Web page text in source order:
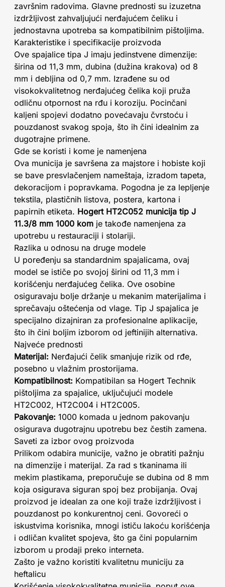
završnim radovima. Glavne prednosti su izuzetna
izdržljivost zahvaljujući nerđajućem čeliku i
jednostavna upotreba sa kompatibilnim pištoljima.
Karakteristike i specifikacije proizvoda
Ove spajalice tipa J imaju jedinstvene dimenzije:
širina od 11,3 mm, dubina (dužina krakova) od 8
mm i debljina od 0,7 mm. Izrađene su od
visokokvalitetnog nerđajućeg čelika koji pruža
odličnu otpornost na rđu i koroziju. Pocinčani
kaljeni spojevi dodatno povećavaju čvrstoću i
pouzdanost svakog spoja, što ih čini idealnim za
dugotrajne primene.
Gde se koristi i kome je namenjena
Ova municija je savršena za majstore i hobiste koji
se bave presvlačenjem nameštaja, izradom tapeta,
dekoracijom i popravkama. Pogodna je za lepljenje
tekstila, plastičnih listova, postera, kartona i
papirnih etiketa. Hogert HT2C052 municija tip J
11.3/8 mm 1000 kom je takođe namenjena za
upotrebu u restauraciji i stolariji.
Razlika u odnosu na druge modele
U poređenju sa standardnim spajalicama, ovaj
model se ističe po svojoj širini od 11,3 mm i
korišćenju nerđajućeg čelika. Ove osobine
osiguravaju bolje držanje u mekanim materijalima i
sprečavaju oštećenja od vlage. Tip J spajalica je
specijalno dizajniran za profesionalne aplikacije,
što ih čini boljim izborom od jeftinijih alternativa.
Najveće prednosti
Materijal: Nerđajući čelik smanjuje rizik od rđe,
posebno u vlažnim prostorijama.
Kompatibilnost: Kompatibilan sa Hogert Technik
pištoljima za spajalice, uključujući modele
HT2C002, HT2C004 i HT2C005.
Pakovanje: 1000 komada u jednom pakovanju
osigurava dugotrajnu upotrebu bez čestih zamena.
Saveti za izbor ovog proizvoda
Prilikom odabira municije, važno je obratiti pažnju
na dimenzije i materijal. Za rad s tkaninama ili
mekim plastikama, preporučuje se dubina od 8 mm
koja osigurava siguran spoj bez probijanja. Ovaj
proizvod je idealan za one koji traže izdržljivost i
pouzdanost po konkurentnoj ceni. Govoreći o
iskustvima korisnika, mnogi ističu lakoću korišćenja
i odličan kvalitet spojeva, što ga čini popularnim
izborom u prodaji preko interneta.
Zašto je važno koristiti kvalitetnu municiju za
heftalicu